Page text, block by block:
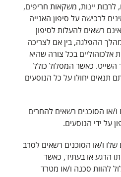
לרבות יינות, משקאות חריפים,
לרכישה על סיפון האנייה
רשאים להעלות לסיפון
ההפלגה, בין אם לצריכה
בכל צורה שהיא
השייט. כאשר המסלול כולל
תנאים יחולו על כל הנוסעים
ו/או הסוכנים רשאים להחרים
על ידי הנוסעים.
שלו ו/או הסוכנים רשאים לסרב
הרגע או בעתיד, כאשר
להוות סכנה ו/או מטרד